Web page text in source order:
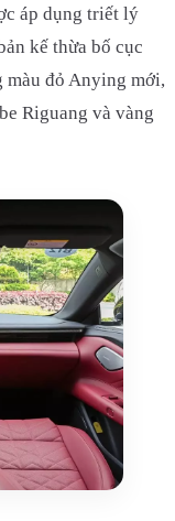
áp dụng triết lý
kế thừa bố cục
màu đỏ Anying mới,
Riguang và vàng